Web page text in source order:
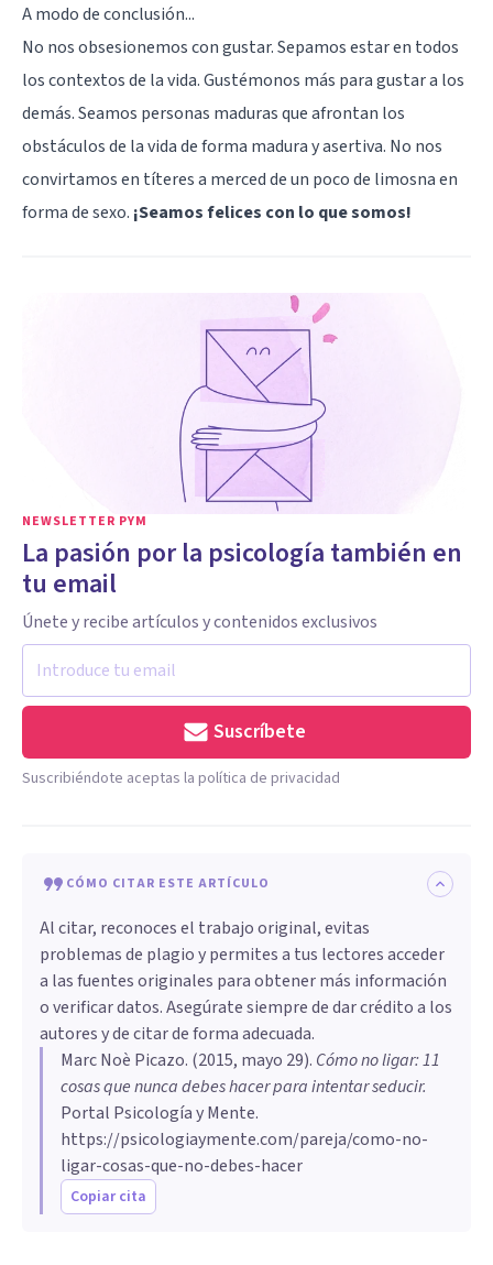
A modo de conclusión...
No nos obsesionemos con gustar. Sepamos estar en todos
los contextos de la vida. Gustémonos más para gustar a los
demás. Seamos personas maduras que afrontan los
obstáculos de la vida de forma madura y asertiva. No nos
convirtamos en títeres a merced de un poco de limosna en
forma de sexo. ¡Seamos felices con lo que somos!
NEWSLETTER PYM
La pasión por la psicología también en
tu email
Únete y recibe artículos y contenidos exclusivos
Suscríbete
Suscribiéndote aceptas la política de privacidad
CÓMO CITAR ESTE ARTÍCULO
Al citar, reconoces el trabajo original, evitas
problemas de plagio y permites a tus lectores acceder
a las fuentes originales para obtener más información
o verificar datos. Asegúrate siempre de dar crédito a los
autores y de citar de forma adecuada.
Marc Noè Picazo. (2015, mayo 29). Cómo no ligar: 11
cosas que nunca debes hacer para intentar seducir.
Portal Psicología y Mente.
https://psicologiaymente.com/pareja/como-no-
ligar-cosas-que-no-debes-hacer
Copiar cita